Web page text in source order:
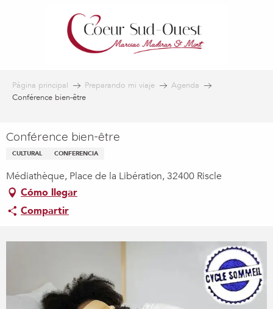
Página principal Preparando mi viaje
Agenda
Conférence bien-être
Conférence bien-être
CULTURAL CONFERENCIA
Médiathèque, Place de la Libération, 32400 Riscle
Cómo llegar
Compartir